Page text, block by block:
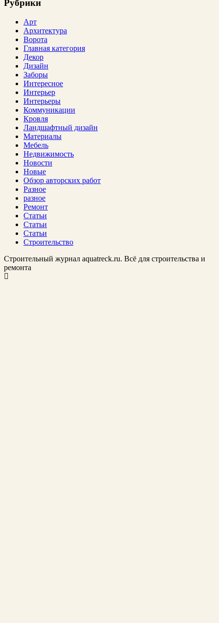
Рубрики
Арт
Архитектура
Ворота
Главная категория
Декор
Дизайн
Заборы
Интересное
Интерьер
Интерьеры
Коммуникации
Кровля
Ландшафтный дизайн
Материалы
Мебель
Недвижимость
Новости
Новые
Обзор авторских работ
Разное
разное
Ремонт
Статьи
Статьи
Статьи
Строительство
Строительный журнал aquatreck.ru. Всё для строительства и
ремонта